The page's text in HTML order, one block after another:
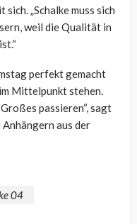
„Schalke muss sich
weil die Qualität in
perfekt gemacht
Mittelpunkt stehen.
passieren“, sagt
aus der
04